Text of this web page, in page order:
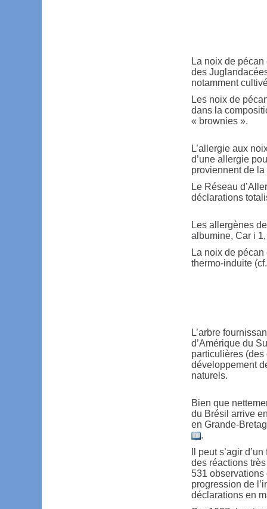
La noix de
des
notamment
Les noix de
dans la
« brownies ».
L’allergie aux
d’une allergie
proviennent de
Le Réseau
déclarations
Les allergènes
albumine, Car i
La noix de
thermo-induite
L’arbre
d’Amérique du
particulières
développement
naturels.
Bien que
du Brésil arrive
en Grande-
.
Il peut s’agir
des réactions
531
progression de
déclarations en